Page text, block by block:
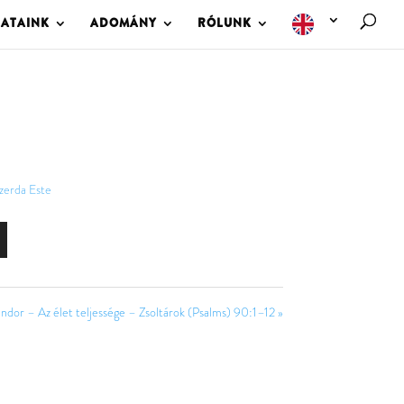
ADOMÁNY RÓLUNK
Este
– Az élet teljessége – Zsoltárok (Psalms) 90:1–12 »